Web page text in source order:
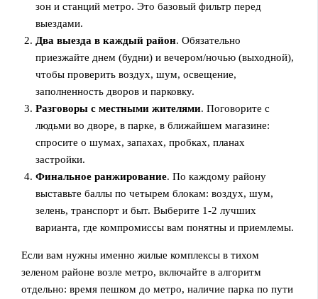
зон и станций метро. Это базовый фильтр перед
выездами.
Два выезда в каждый район. Обязательно
приезжайте днем (будни) и вечером/ночью (выходной),
чтобы проверить воздух, шум, освещение,
заполненность дворов и парковку.
Разговоры с местными жителями. Поговорите с
людьми во дворе, в парке, в ближайшем магазине:
спросите о шумах, запахах, пробках, планах
застройки.
Финальное ранжирование. По каждому району
выставьте баллы по четырем блокам: воздух, шум,
зелень, транспорт и быт. Выберите 1-2 лучших
варианта, где компромиссы вам понятны и приемлемы.
Если вам нужны именно жилые комплексы в тихом
зеленом районе возле метро, включайте в алгоритм
отдельно: время пешком до метро, наличие парка по пути